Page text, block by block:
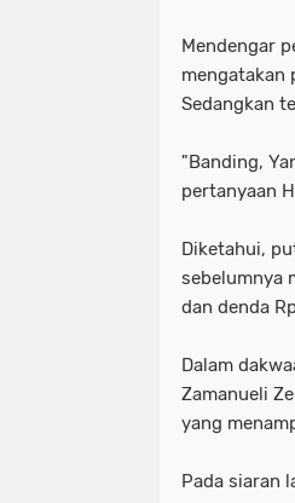
Mendengar
mengatakan
Sedangkan
"Banding,
pertanyaan
Diketahui,
sebelumnya
dan denda
Dalam
Zamanueli
yang
Pada siaran